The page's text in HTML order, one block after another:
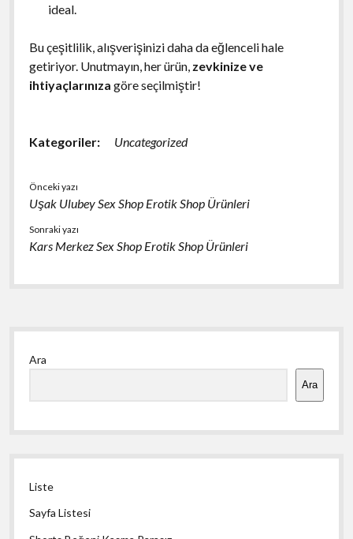
ideal.
Bu çeşitlilik, alışverişinizi daha da eğlenceli hale
getiriyor. Unutmayın, her ürün, zevkinize ve
ihtiyaçlarınıza göre seçilmiştir!
Kategoriler: Uncategorized
Önceki yazı
Uşak Ulubey Sex Shop Erotik Shop Ürünleri
Sonraki yazı
Kars Merkez Sex Shop Erotik Shop Ürünleri
Yan
Menü
Ara
Ara
Liste
Sayfa Listesi